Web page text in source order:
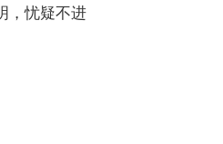
，忧疑不进